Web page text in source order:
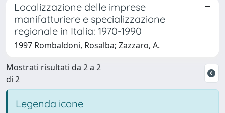
Localizzazione delle imprese
manifatturiere e specializzazione
regionale in Italia: 1970-1990
1997 Rombaldoni, Rosalba; Zazzaro, A.
Mostrati risultati da 2 a 2
di 2
Legenda icone